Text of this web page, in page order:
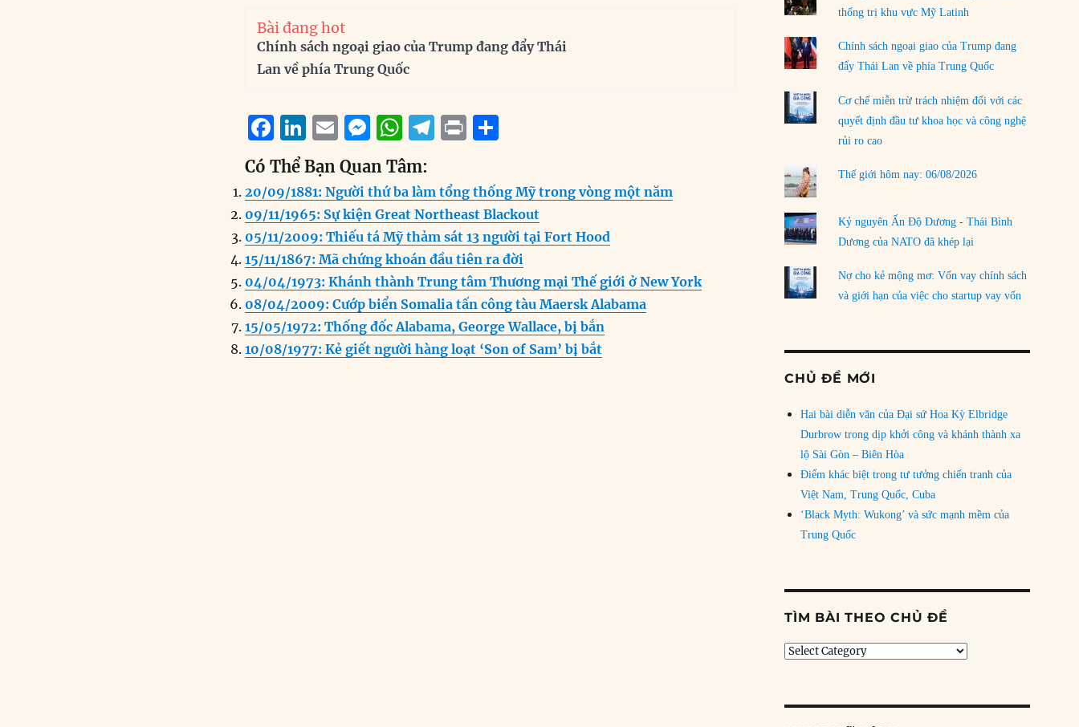
Bài đang hot
Chính sách ngoại giao của Trump đang đẩy Thái
Lan về phía Trung Quốc
F
a
c
e
b
o
o
k
Li
n
k
e
d
I
n
E
m
ai
l
M
ss
e
n
g
er
W
h
at
s
A
p
p
T
e
g
r
a
m
P
n
t
re
Có Thể Bạn Quan Tâm:
20/09/1881: Người thứ ba làm tổng thống Mỹ trong vòng một năm
09/11/1965: Sự kiện Great Northeast Blackout
05/11/2009: Thiếu tá Mỹ thảm sát 13 người tại Fort Hood
15/11/1867: Mã chứng khoán đầu tiên ra đời
04/04/1973: Khánh thành Trung tâm Thương mại Thế giới ở New York
08/04/2009: Cướp biển Somalia tấn công tàu Maersk Alabama
15/05/1972: Thống đốc Alabama, George Wallace, bị bắn
10/08/1977: Kẻ giết người hàng loạt ‘Son of Sam’ bị bắt
LOAD MORE
thống trị khu vực Mỹ Latinh
Chính sách ngoại giao của Trump đang
đẩy Thái Lan về phía Trung Quốc
Cơ chế miễn trừ trách nhiệm đối với các
quyết định đầu tư khoa học và công nghệ
rủi ro cao
Thế giới hôm nay: 06/08/2026
Kỷ nguyên Ấn Độ Dương - Thái Bình
Dương của NATO đã khép lại
Nợ cho kẻ mộng mơ: Vốn vay chính sách
và giới hạn của việc cho startup vay vốn
CHỦ ĐỀ MỚI
Hai bài diễn văn của Đại sứ Hoa Kỳ Elbridge
Durbrow trong dịp khởi công và khánh thành xa
lộ Sài Gòn – Biên Hòa
Điểm khác biệt trong tư tưởng chiến tranh của
Việt Nam, Trung Quốc, Cuba
‘Black Myth: Wukong’ và sức mạnh mềm của
Trung Quốc
TÌM BÀI THEO CHỦ ĐỀ
Tìm